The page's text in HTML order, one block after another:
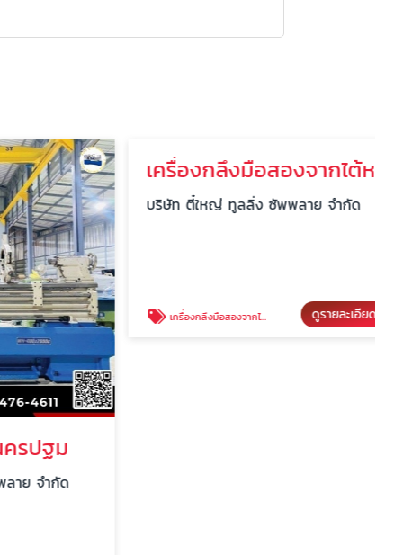
ฐม
ำกัด
เครื่องกลึงมือสองจากไต้หวัน ราคาถูก นครปฐม
บริษัท ตี๋ใหญ่ ทูลลิ่ง ซัพพลาย จำกัด
เครื่องกลึงมือสองจากไต้หวัน ราคาถูก นครปฐม ดูรายละเอียด